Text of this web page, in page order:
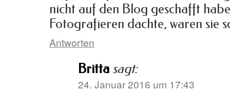
nicht auf den Blog geschafft
Fotografieren dachte, waren sie
Antworten
Britta sagt:
24. Januar 2016 um 17:43